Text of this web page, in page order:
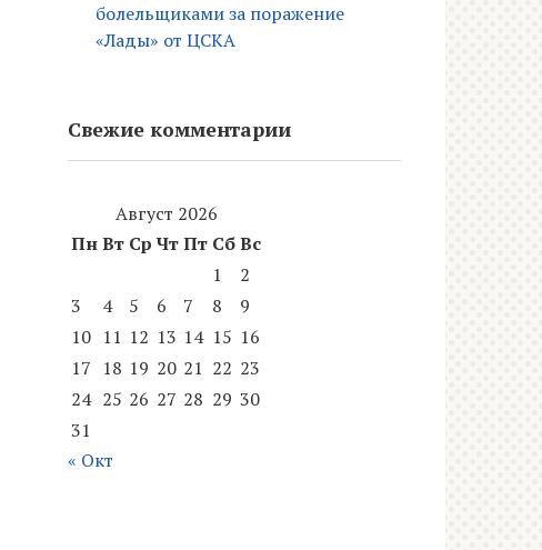
болельщиками за поражение
«Лады» от ЦСКА
Свежие комментарии
Август 2026
ПнВт Ср ЧтПт СбВс
1
2
3
4 5 6 7 8
9
10 11 12 13 14 15 16
17 18 19 20 21 22 23
24 25 26 27 28 29 30
31
« Окт